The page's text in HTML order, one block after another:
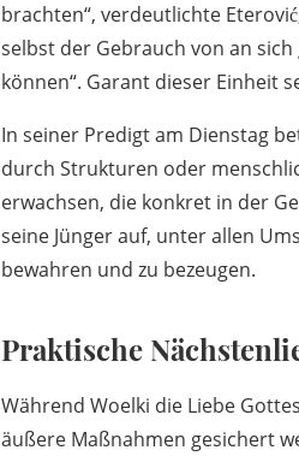
brachten“, verdeutlichte
selbst der Gebrauch von an
können“. Garant dieser Einheit
In seiner Predigt am Dienstag
durch Strukturen oder
erwachsen, die konkret in der
seine Jünger auf, unter allen
bewahren und zu bezeugen.
Praktische
Während Woelki die Liebe
äußere Maßnahmen gesichert